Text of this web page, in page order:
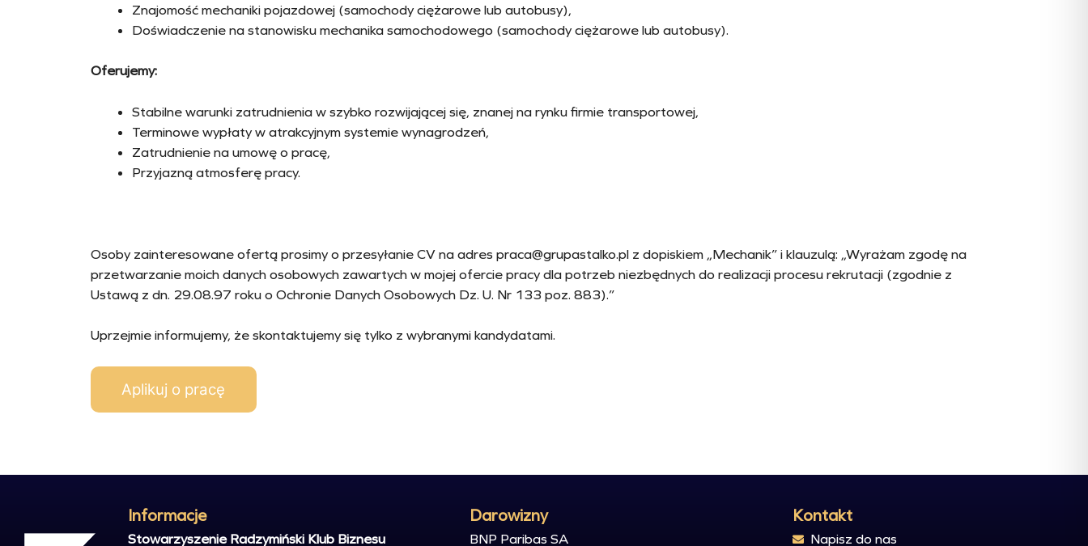
Znajomość mechaniki pojazdowej (samochody ciężarowe lub autobusy),
Doświadczenie na stanowisku mechanika samochodowego (samochody ciężarowe lub autobusy).
Oferujemy:
Stabilne warunki zatrudnienia w szybko rozwijającej się, znanej na rynku firmie transportowej,
Terminowe wypłaty w atrakcyjnym systemie wynagrodzeń,
Zatrudnienie na umowę o pracę,
Przyjazną atmosferę pracy.
Osoby zainteresowane ofertą prosimy o przesyłanie CV na adres praca@grupastalko.pl z dopiskiem „Mechanik” i klauzulą: „Wyrażam zgodę na
przetwarzanie moich danych osobowych zawartych w mojej ofercie pracy dla potrzeb niezbędnych do realizacji procesu rekrutacji (zgodnie z
Ustawą z dn. 29.08.97 roku o Ochronie Danych Osobowych Dz. U. Nr 133 poz. 883).”
Uprzejmie informujemy, że skontaktujemy się tylko z wybranymi kandydatami.
Informacje
Stowarzyszenie Radzymiński Klub Biznesu
Darowizny
BNP Paribas SA
Kontakt
Napisz do nas